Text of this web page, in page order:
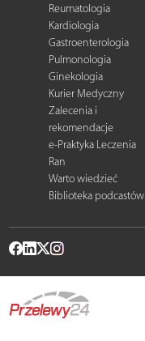
Reumatologia
Kardiologia
Gastroenterologia
Pulmonologia
Ginekologia
Kurier Medyczny
Zalecenia i
rekomendacje
e-Praktyka Leczenia
Ran
Warto wiedzieć
Biblioteka podcastów